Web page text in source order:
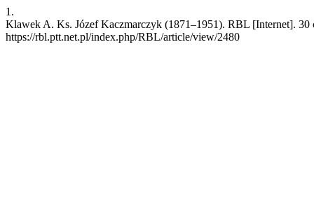
1.
Klawek A. Ks. Józef Kaczmarczyk (1871–1951). RBL [Internet].
https://rbl.ptt.net.pl/index.php/RBL/article/view/2480